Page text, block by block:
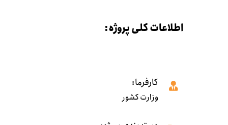
اطلاعات کلی پروژه:
کارفرما:
وزارت کشور